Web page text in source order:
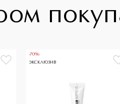
-70%
ЭКСКЛЮЗИВ